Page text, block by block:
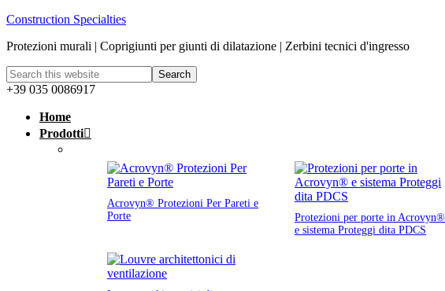
Construction Specialties
Protezioni murali | Coprigiunti per giunti di dilatazione | Zerbini tecnici d'ingresso
+39 035 0086917
Home
Prodotti
Acrovyn® Protezioni Per Pareti e
Porte
Protezioni per porte in Acrovyn®
e sistema Proteggi dita PDCS